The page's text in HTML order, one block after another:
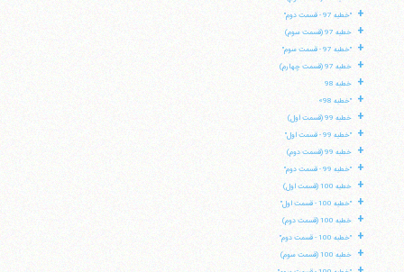
+ "خطبه 97 - قسمت دوم"
+ خطبه 97 (قسمت سوم)
+ "خطبه 97 - قسمت سوم"
+ خطبه 97 (قسمت چهارم)
+ خطبه 98
+ "خطبه 98»
+ خطبه 99 (قسمت اول)
+ "خطبه 99 - قسمت اول"
+ خطبه 99 (قسمت دوم)
+ "خطبه 99 - قسمت دوم"
+ خطبه 100 (قسمت اول)
+ "خطبه 100 - قسمت اول"
+ خطبه 100 (قسمت دوم)
+ "خطبه 100 - قسمت دوم"
+ خطبه 100 (قسمت سوم)